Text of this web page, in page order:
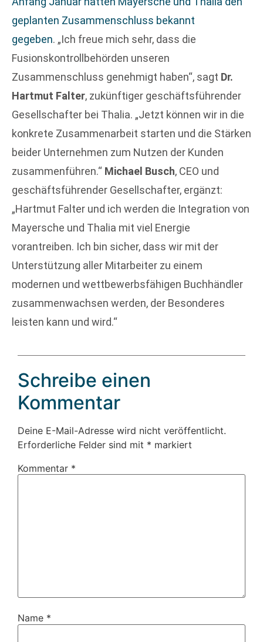
geplanten Zusammenschluss bekannt
gegeben. „Ich freue mich sehr, dass die
Fusionskontrollbehörden unseren
Zusammenschluss genehmigt haben“, sagt Dr.
Hartmut Falter, zukünftiger geschäftsführender
Gesellschafter bei Thalia. „Jetzt können wir in die
konkrete Zusammenarbeit starten und die Stärken
beider Unternehmen zum Nutzen der Kunden
zusammenführen.“ Michael Busch, CEO und
geschäftsführender Gesellschafter, ergänzt:
„Hartmut Falter und ich werden die Integration von
Mayersche und Thalia mit viel Energie
vorantreiben. Ich bin sicher, dass wir mit der
Unterstützung aller Mitarbeiter zu einem
modernen und wettbewerbsfähigen Buchhändler
zusammenwachsen werden, der Besonderes
leisten kann und wird.“
Schreibe einen
Kommentar
Deine E-Mail-Adresse wird nicht veröffentlicht.
Erforderliche Felder sind mit * markiert
Kommentar *
Name *